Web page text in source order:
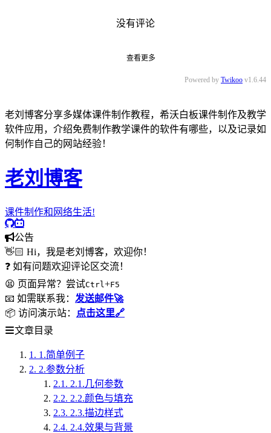
没有评论
查看更多
Powered by Twikoo v1.6.44
老刘博客分享多媒体课件制作教程，希沃白板课件制作及教学
软件应用，介绍免费制作教学课件的软件有哪些，以及记录如
何制作自己的网站经验！
老刘博客
课件制作和网络生活!
公告
👋🏻 Hi，我是老刘博客，欢迎你！
❓ 如有问题欢迎评论区交流！
😫 页面异常？尝试Ctrl +F5
📧 如需联系我： 发送邮件🚀
📦 访问演示站：
点击这里🔗
文章目录
1. 1.简单例子
2. 2.参数分析
2.1. 2.1.几何参数
2.2. 2.2.颜色与填充
2.3. 2.3.描边样式
2.4. 2.4.效果与背景